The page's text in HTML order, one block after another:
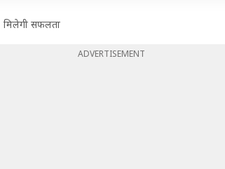
मिलेगी सफलता
ADVERTISEMENT